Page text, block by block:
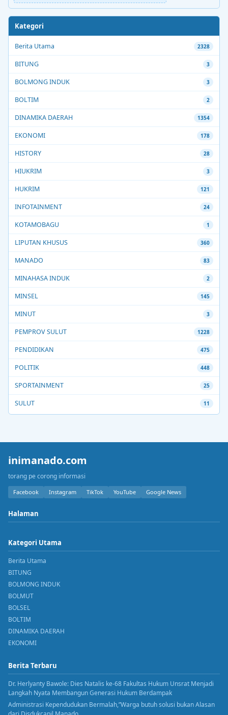
Kategori
Berita Utama 2328
BITUNG 3
BOLMONG INDUK 3
BOLTIM 2
DINAMIKA DAERAH 1354
EKONOMI 178
HISTORY 28
HIUKRIM 3
HUKRIM 121
INFOTAINMENT 24
KOTAMOBAGU 1
LIPUTAN KHUSUS 360
MANADO 83
MINAHASA INDUK 2
MINSEL 145
MINUT 3
PEMPROV SULUT 1228
PENDIDIKAN 475
POLITIK 448
SPORTAINMENT 25
SULUT 11
inimanado.com
torang pe corong informasi
Facebook Instagram TikTok YouTube Google News
Halaman
Kategori Utama
Berita Utama
BITUNG
BOLMONG INDUK
BOLMUT
BOLSEL
BOLTIM
DINAMIKA DAERAH
EKONOMI
Berita Terbaru
Dr. Herlyanty Bawole: Dies Natalis ke-68 Fakultas Hukum Unsrat Menjadi
Langkah Nyata Membangun Generasi Hukum Berdampak
Administrasi Kependudukan Bermalah,”Warga butuh solusi bukan Alasan